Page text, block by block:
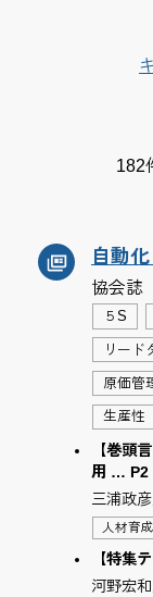
182
自動
協会誌
５S
リード
原価管
生産性
【巻頭
用 … P2
三浦政
人材育成
【特集
河野宏